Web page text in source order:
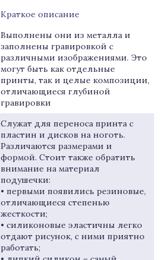
Краткое описание
Выполнены они из металла и
заполнены гравировкой с
различными изображениями. Это
могут быть как отдельные
принты, так и целые композиции,
отличающиеся глубиной
гравировки
Служат для переноса принта с
пластин и дисков на ноготь.
Различаются размерами и
формой. Стоит также обратить
внимание на материал
подушечки:
• первыми появились резиновые,
отличающиеся степенью
жесткости;
• силиконовые эластичны легко
отдают рисунок, с ними приятно
работать;